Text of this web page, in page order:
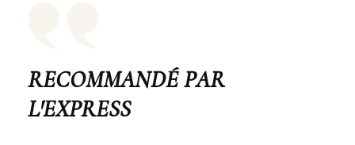
RECOMMANDÉ PAR
L'EXPRESS